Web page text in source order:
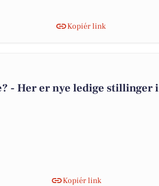
Kopiér link
- Her er nye ledige stillinger i
Kopiér link